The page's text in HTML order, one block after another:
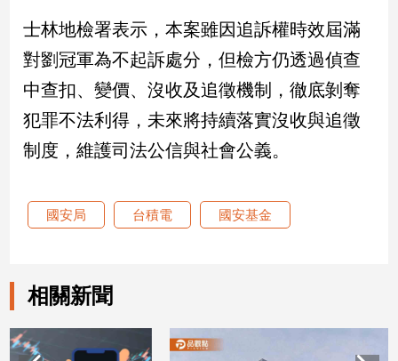
設
計
旅
遊/
美
食
星
理
消
康/
子/
感
士林地檢署表示，本案雖因追訴權時效屆滿
對劉冠軍為不起訴處分，但檢方仍透過偵查
中查扣、變價、沒收及追徵機制，徹底剝奪
犯罪不法利得，未來將持續落實沒收與追徵
制度，維護司法公信與社會公義。
國安局 台積電 國安基金
相關新聞